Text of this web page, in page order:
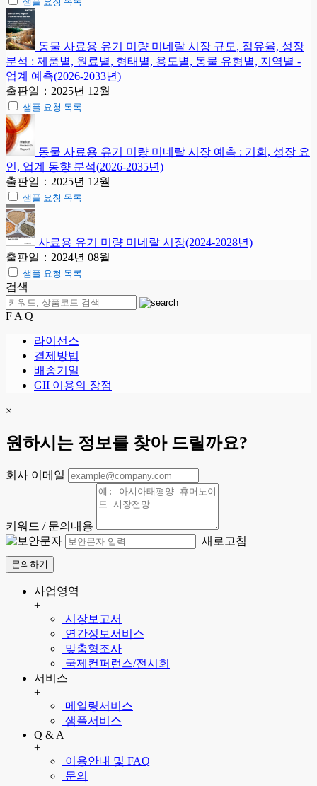
동물 사료용 유기 미량 미네랄 시장 규모, 점유율, 성장
분석 : 제품별, 원료별, 형태별, 용도별, 동물 유형별, 지역별 -
업계 예측(2026-2033년)
출판일：2025년 12월
샘플 요청 목록
동물 사료용 유기 미량 미네랄 시장 예측 : 기회, 성장 요
인, 업계 동향 분석(2026-2035년)
출판일：2025년 12월
샘플 요청 목록
사료용 유기 미량 미네랄 시장(2024-2028년)
출판일：2024년 08월
샘플 요청 목록
검색
F A Q
라이선스
결제방법
배송기일
GII 이용의 장점
×
원하시는 정보를 찾아 드릴까요?
회사 이메일
키워드 / 문의내용
새로고침
문의하기
사업영역
+
시장보고서
연간정보서비스
맞춤형조사
국제컨퍼런스/전시회
서비스
+
메일링서비스
샘플서비스
Q & A
+
이용안내 및 FAQ
문의